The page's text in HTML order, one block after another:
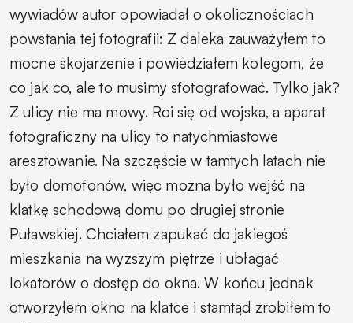
wywiadów autor opowiadał o okolicznościach
powstania tej fotografii: Z daleka zauważyłem to
mocne skojarzenie i powiedziałem kolegom, że
co jak co, ale to musimy sfotografować. Tylko jak?
Z ulicy nie ma mowy. Roi się od wojska, a aparat
fotograficzny na ulicy to natychmiastowe
aresztowanie. Na szczęście w tamtych latach nie
było domofonów, więc można było wejść na
klatkę schodową domu po drugiej stronie
Puławskiej. Chciałem zapukać do jakiegoś
mieszkania na wyższym piętrze i ubłagać
lokatorów o dostęp do okna. W końcu jednak
otworzyłem okno na klatce i stamtąd zrobiłem to